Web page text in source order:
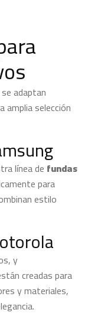
adaptan
amplia selección
línea de fundas
para
estilo
y
creadas para
y materiales,